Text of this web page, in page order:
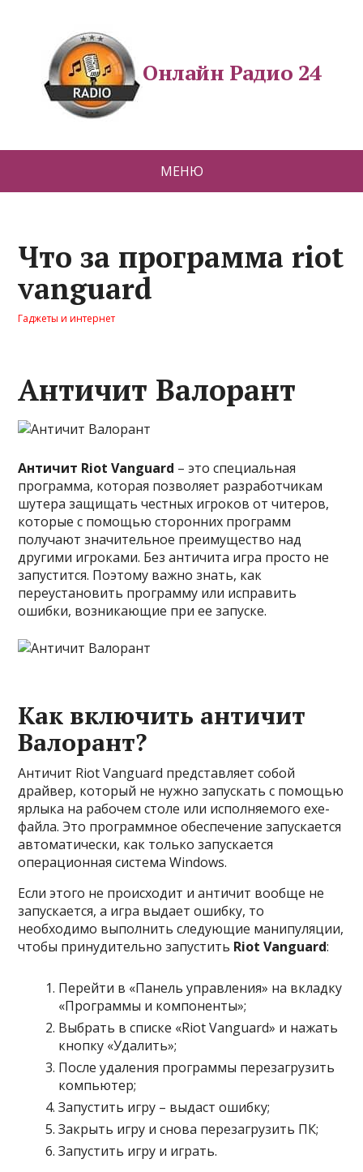
Онлайн Радио 24
МЕНЮ
Что за программа riot
vanguard
Гаджеты и интернет
Античит Валорант
Античит Riot Vanguard – это специальная
программа, которая позволяет разработчикам
шутера защищать честных игроков от читеров,
которые с помощью сторонних программ
получают значительное преимущество над
другими игроками. Без античита игра просто не
запустится. Поэтому важно знать, как
переустановить программу или исправить
ошибки, возникающие при ее запуске.
Как включить античит
Валорант?
Античит Riot Vanguard представляет собой
драйвер, который не нужно запускать с помощью
ярлыка на рабочем столе или исполняемого ехе-
файла. Это программное обеспечение запускается
автоматически, как только запускается
операционная система Windows.
Если этого не происходит и античит вообще не
запускается, а игра выдает ошибку, то
необходимо выполнить следующие манипуляции,
чтобы принудительно запустить Riot Vanguard:
Перейти в «Панель управления» на вкладку
«Программы и компоненты»;
Выбрать в списке «Riot Vanguard» и нажать
кнопку «Удалить»;
После удаления программы перезагрузить
компьютер;
Запустить игру – выдаст ошибку;
Закрыть игру и снова перезагрузить ПК;
Запустить игру и играть.